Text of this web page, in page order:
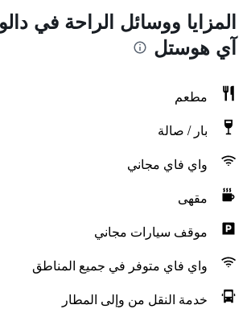
المزايا ووسائل الراحة في
آي هوستل
مطعم
بار / صالة
واي فاي مجاني
مقهى
موقف سيارات مجاني
واي فاي متوفر في جميع المناطق
خدمة النقل من وإلى المطار